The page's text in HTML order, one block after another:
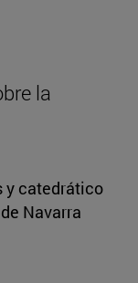
la
y catedrático
Navarra